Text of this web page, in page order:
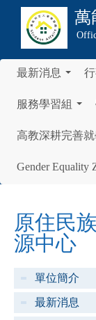
萬
最新消息
服務學習組
高教深耕完善
Gender Equality
原住民
源中心
單位簡介
最新消息